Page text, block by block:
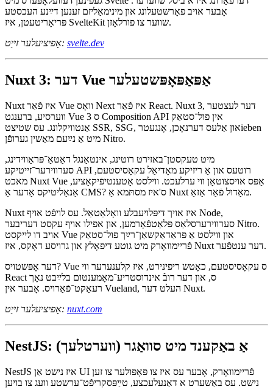
פריש צו שלאָגן.
עס איז נישט אַלע זונשיין. דעם עקאָסיסטעם איז נאָך קלענערער ווי פֿון
React׳ס. דו קענסט דאַרפֿן אָפֿט צו שרײַבן אייגן קאָמפּאָנטן, און צו
געפֿינען דעוועלאָפּערס מיט Svelte דערפֿאַרונג איז א ביסל שווערער.
אָבער אויב פאָרשטעלונג און מינימאַליזם זענען דײַנע העכסטע
Nuxt 3: דער Vue אַפּאַפּאָפּשטעלער
Nuxt איז פֿאַר Vue וואָס Next איז פֿאַר React. Nuxt 3, דער לעצטער
ווערסיע, ברענגט Vue 3 ס Composition API אין פול־סטאַק
אַנטוויקלונג. עס שטיצט SSR, SSG, און אַלעס דערנאָכן, אָנגעטרieben
מיט אַ נײַעם מאַשין גערופֿן Nitro.
מיט טעקסטן־באזירט רוטינג, אינטאַנגל דאַטאַ־פּראַווידינג,
סערווירער־זייטיקע API רוטעס און אַ ריזיקע מאָדיאַל עקאָסיסטעם,
מאכט Nuxt Vue אַפּס אויסצוטאָן ווי ערלעכט. ווילסט אָטענטיפֿיקאַציע,
Nuxt איז אויך דיפּלויעבלע וואָלאַטאַל. עס לויפֿט אויף Node,
סערווירערסלאַס פּלאַטפֿאָרמען, און אפילו אויף עקסט דעריבער Nitro.
אויב דו לייקסט Vue און ווילסט אַ פּראַדאַקשאַן־רײַך פול־סטאַק
דער אָפּשטויס? Vue ס עקאָסיסטעם, כאָטש ריפינירט, איז קלענערער ווי
React ס, און דער רובֿ אינדוסטריע־מאָמענטום בלײַבט נאָך